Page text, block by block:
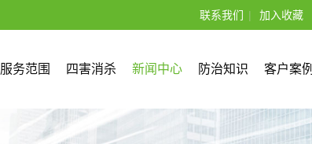
联系我们 | 加入收藏
服务范围 四害消杀 新闻中心 防治知识 客户案例